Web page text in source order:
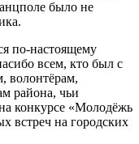
было не
по-настоящему
всем, кто был с
волонтёрам,
района, чьи
конкурсе «Молодёжь
встреч на городских